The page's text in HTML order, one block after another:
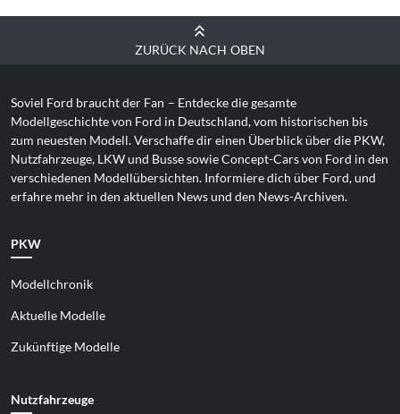
ZURÜCK NACH OBEN
Soviel Ford braucht der Fan – Entdecke die gesamte
Modellgeschichte von Ford in Deutschland, vom historischen bis
zum neuesten Modell. Verschaffe dir einen Überblick über die PKW,
Nutzfahrzeuge, LKW und Busse sowie Concept-Cars von Ford in den
verschiedenen Modellübersichten. Informiere dich über Ford, und
erfahre mehr in den aktuellen News und den News-Archiven.
PKW
Modellchronik
Aktuelle Modelle
Zukünftige Modelle
Nutzfahrzeuge